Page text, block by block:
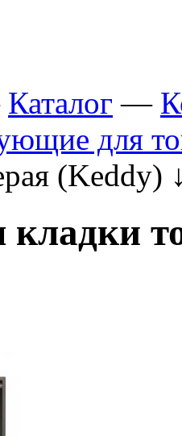
Каталог —
для
(Keddy)